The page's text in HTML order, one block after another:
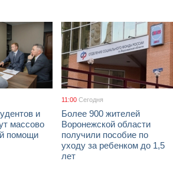
и
массово
помощи
11:00 Сегодня
Более 900 жителей
Воронежской области
получили пособие по
уходу за ребенком до 1,5
лет